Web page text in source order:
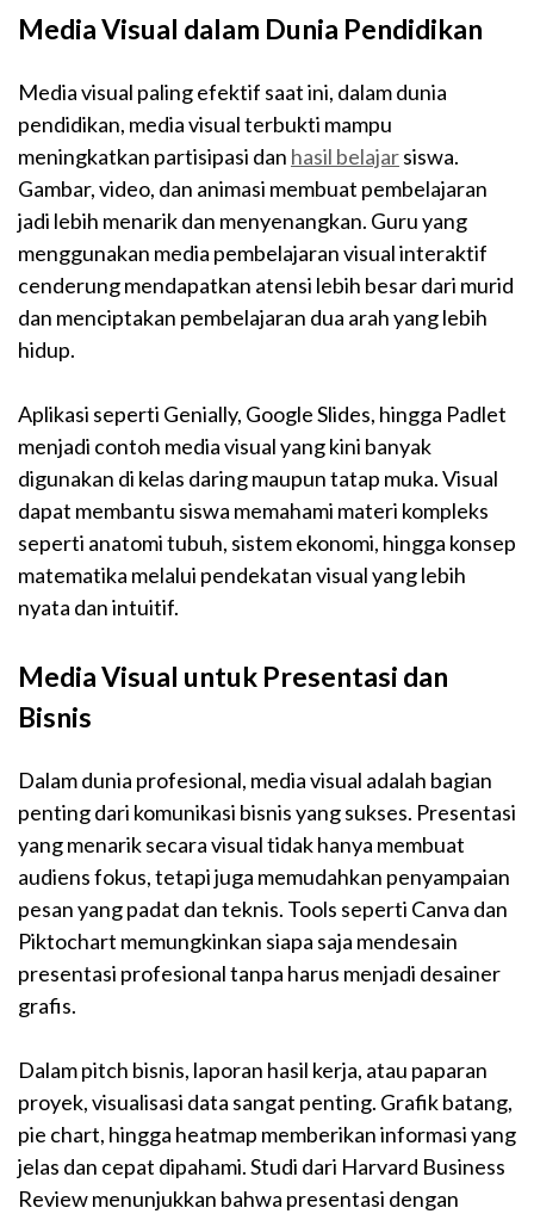
Media Visual dalam Dunia Pendidikan
Media visual paling efektif saat ini, dalam dunia
pendidikan, media visual terbukti mampu
meningkatkan partisipasi dan hasil belajarsiswa.
Gambar, video, dan animasi membuat pembelajaran
jadi lebih menarik dan menyenangkan. Guru yang
menggunakan media pembelajaran visual interaktif
cenderung mendapatkan atensi lebih besar dari murid
dan menciptakan pembelajaran dua arah yang lebih
hidup.
Aplikasi seperti Genially, Google Slides, hingga Padlet
menjadi contoh media visual yang kini banyak
digunakan di kelas daring maupun tatap muka. Visual
dapat membantu siswa memahami materi kompleks
seperti anatomi tubuh, sistem ekonomi, hingga konsep
matematika melalui pendekatan visual yang lebih
nyata dan intuitif.
Media Visual untuk Presentasi dan
Bisnis
Dalam dunia profesional, media visual adalah bagian
penting dari komunikasi bisnis yang sukses. Presentasi
yang menarik secara visual tidak hanya membuat
audiens fokus, tetapi juga memudahkan penyampaian
pesan yang padat dan teknis. Tools seperti Canva dan
Piktochart memungkinkan siapa saja mendesain
presentasi profesional tanpa harus menjadi desainer
grafis.
Dalam pitch bisnis, laporan hasil kerja, atau paparan
proyek, visualisasi data sangat penting. Grafik batang,
pie chart, hingga heatmap memberikan informasi yang
jelas dan cepat dipahami. Studi dari Harvard Business
Review menunjukkan bahwa presentasi dengan